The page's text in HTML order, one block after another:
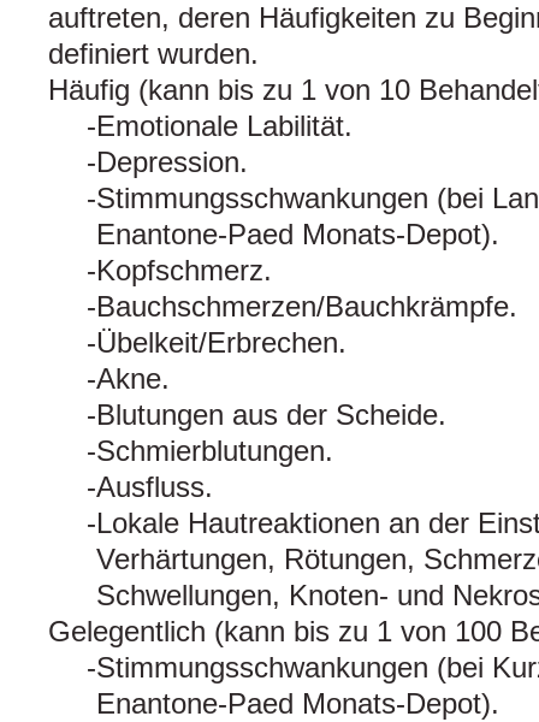
auftreten, deren Häufigkeiten zu
definiert wurden.
Häufig (kann bis zu 1 von 10
Emotionale Labilität.
Depression.
Stimmungsschwankungen (bei
Enantone-Paed Monats-Depot).
Kopfschmerz.
Bauchschmerzen/Bauchkrämpfe.
Übelkeit/Erbrechen.
Akne.
Blutungen aus der Scheide.
Schmierblutungen.
Ausfluss.
Lokale Hautreaktionen an der
Verhärtungen, Rötungen,
Schwellungen, Knoten- und
Gelegentlich (kann bis zu 1 von 100
Stimmungsschwankungen (bei
Enantone-Paed Monats-Depot).